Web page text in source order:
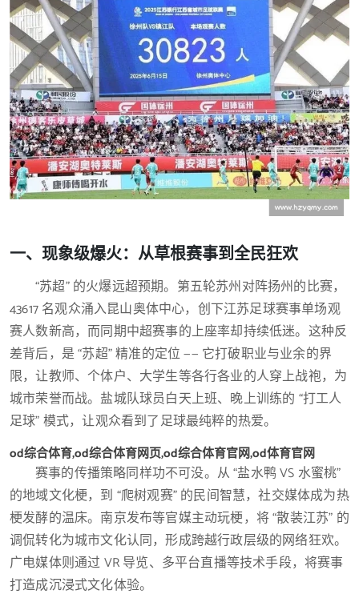
一、现象级爆火：从草根赛事到全民狂欢
“苏超” 的火爆远超预期。第五轮苏州对阵扬州的比赛，
43617 名观众涌入昆山奥体中心，创下江苏足球赛事单场观
赛人数新高，而同期中超赛事的上座率却持续低迷。这种反
差背后，是 “苏超” 精准的定位 —— 它打破职业与业余的界
限，让教师、个体户、大学生等各行各业的人穿上战袍，为
城市荣誉而战。盐城队球员白天上班、晚上训练的 “打工人
足球” 模式，让观众看到了足球最纯粹的热爱。
od综合体育,od综合体育网页,od综合体育官网,od体育官网
赛事的传播策略同样功不可没。从 “盐水鸭 VS 水蜜桃”
的地域文化梗，到 “爬树观赛” 的民间智慧，社交媒体成为热
梗发酵的温床。南京发布等官媒主动玩梗，将 “散装江苏” 的
调侃转化为城市文化认同，形成跨越行政层级的网络狂欢。
广电媒体则通过 VR 导览、多平台直播等技术手段，将赛事
打造成沉浸式文化体验。